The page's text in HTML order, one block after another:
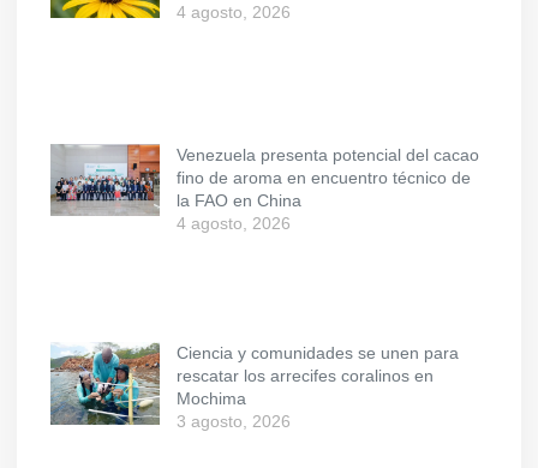
4 agosto, 2026
Venezuela presenta potencial del cacao
fino de aroma en encuentro técnico de
la FAO en China
4 agosto, 2026
Ciencia y comunidades se unen para
rescatar los arrecifes coralinos en
Mochima
3 agosto, 2026